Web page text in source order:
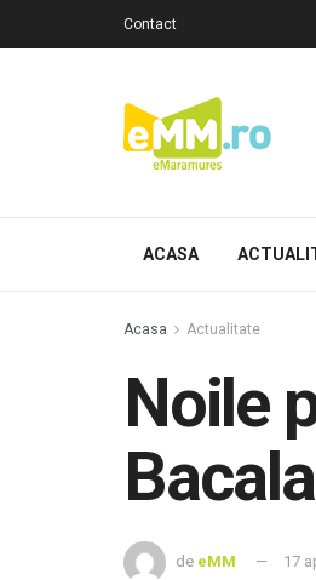
Contact
ACASA
Acasa Actualitate
Noile
de eMM 17